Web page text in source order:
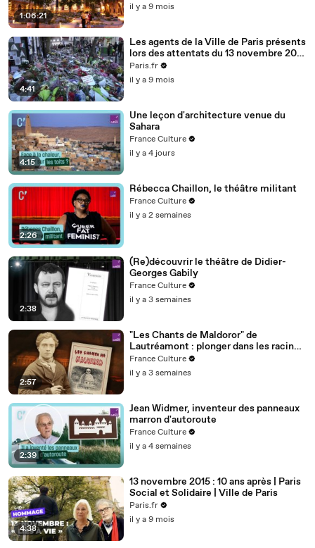
1:06:21
il y a 9 mois
4:41
Les agents de la Ville de Paris présents
lors des attentats du 13 novembre 2015
| Ville de Paris
Paris.fr
il y a 9 mois
4:15
Une leçon d'architecture venue du
Sahara
France Culture
il y a 4 jours
2:26
Rébecca Chaillon, le théâtre militant
France Culture
il y a 2 semaines
2:38
(Re)découvrir le théâtre de Didier-
Georges Gabily
France Culture
il y a 3 semaines
2:57
"Les Chants de Maldoror" de
Lautréamont : plonger dans les racines
du mal
France Culture
il y a 3 semaines
2:39
Jean Widmer, inventeur des panneaux
marron d'autoroute
France Culture
il y a 4 semaines
4:38
13 novembre 2015 : 10 ans après | Paris
Social et Solidaire | Ville de Paris
Paris.fr
il y a 9 mois